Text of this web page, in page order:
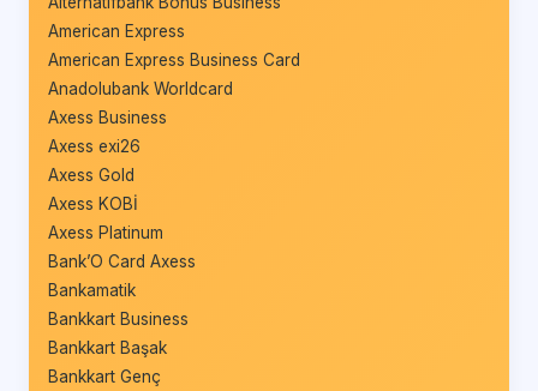
American Express
American Express Business Card
Anadolubank Worldcard
Axess Business
Axess exi26
Axess Gold
Axess KOBİ
Axess Platinum
Bank’O Card Axess
Bankamatik
Bankkart Business
Bankkart Başak
Bankkart Genç